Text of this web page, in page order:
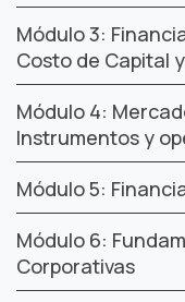
Módulo 3:
Costo de Capital
Módulo 4:
Instrumentos y
Módulo 5:
Módulo 6:
Corporativas